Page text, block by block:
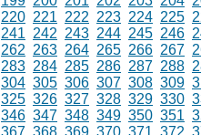
220 221 222 223 224 225
241 242 243 244 245 246
262 263 264 265 266 267
283 284 285 286 287 288
304 305 306 307 308 309
325 326 327 328 329 330
346 347 348 349 350 351
367 368 369 370 371 372